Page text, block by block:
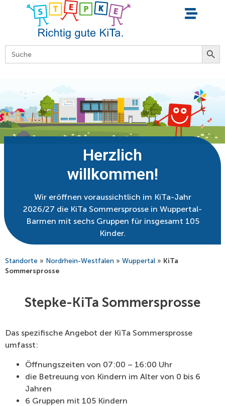
Search
for:
Herzlich
willkommen!
Wir eröffnen voraussichtlich im KiTa-Jahr
2026/27 die KiTa Sommersprosse in Wuppertal-
Barmen mit sechs Gruppen für insgesamt 105
Kinder.
Standorte » Nordrhein-Westfalen » Wuppertal » KiTa
Sommersprosse
Stepke-KiTa Sommersprosse
Das spezifische Angebot der KiTa Sommersprosse
umfasst:
Öffnungszeiten von 07:00 – 16:00 Uhr
die Betreuung von Kindern im Alter von 0 bis 6
Jahren
6 Gruppen mit 105 Kindern